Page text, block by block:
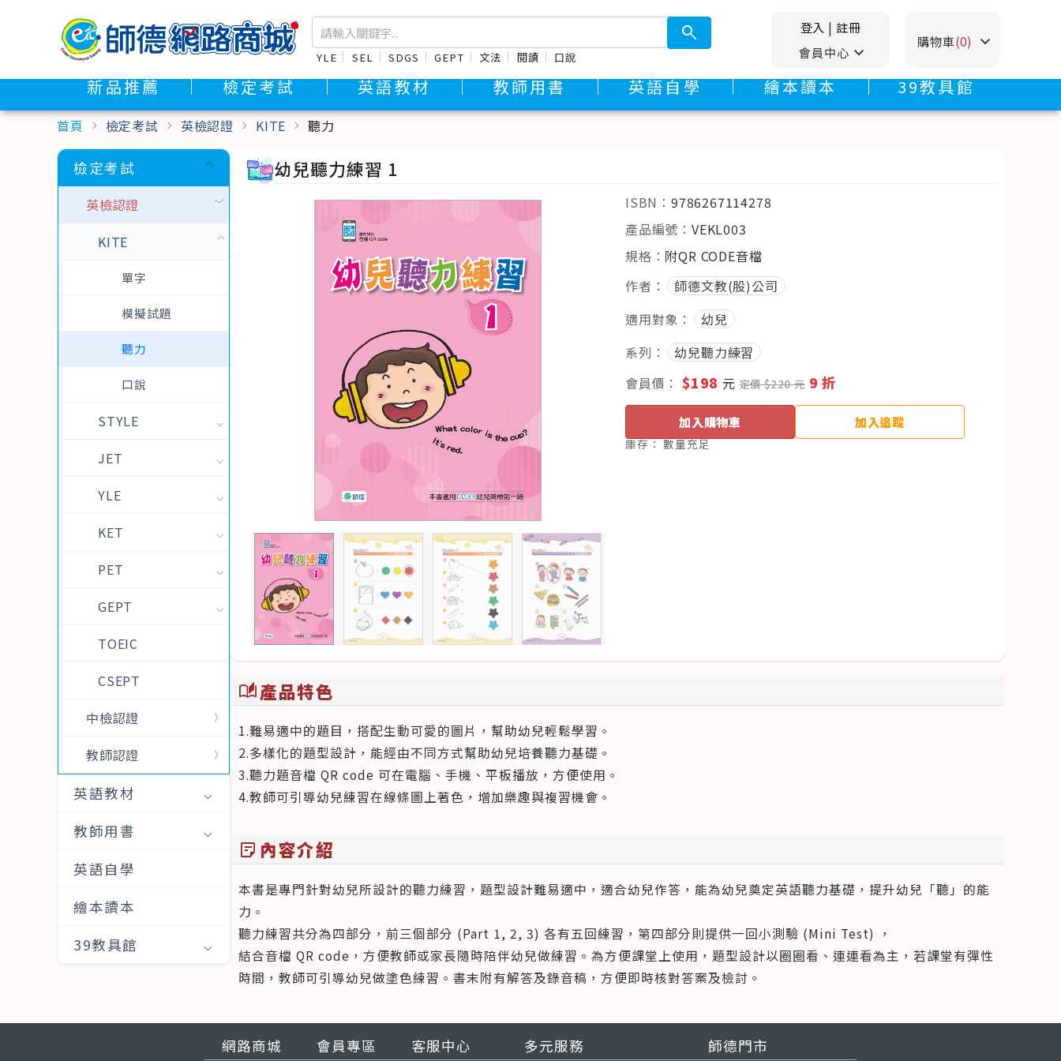
search
YLE SEL SDGS GEPT 文法 閱讀 口說
登入 | 註冊
會員中心 stat_minus_1
購物車(0) stat_minus_1
新品推薦 檢定考試 英語教材 教師用書 英語自學 繪本讀本 39教具館
首頁 chevron_right 檢定考試 chevron_right 英檢認證 chevron_right KITE chevron_right 聽力
檢定考試
英檢認證
KITE
單字
模擬試題
聽力
口說
STYLE
JET
YLE
KET
PET
GEPT
TOEIC
CSEPT
中檢認證
教師認證
英語教材
教師用書
英語自學
繪本讀本
39教具館
幼兒聽力練習 1
ISBN： 9786267114278
產品編號： VEKL003
規格： 附QR CODE音檔
作者：
師德文教(股)公司
適用對象：
幼兒
系列：
幼兒聽力練習
會員價： $198 元定價 $220 元 9 折
加入購物車 加入追蹤
庫存：數量充足
auto_stories產品特色
1.難易適中的題目，搭配生動可愛的圖片，幫助幼兒輕鬆學習。
2.多樣化的題型設計，能經由不同方式幫助幼兒培養聽力基礎。
3.聽力題音檔 QR code 可在電腦、手機、平板播放，方便使用。
4.教師可引導幼兒練習在線條圖上著色，增加樂趣與複習機會。
sticky_note_2 內容介紹
本書是專門針對幼兒所設計的聽力練習，題型設計難易適中，適合幼兒作答，能為幼兒奠定英語聽力基礎，提升幼兒「聽」的能
力。
聽力練習共分為四部分，前三個部分 (Part 1, 2, 3) 各有五回練習，第四部分則提供一回小測驗 (Mini Test) ，
結合音檔 QR code，方便教師或家長隨時陪伴幼兒做練習。為方便課堂上使用，題型設計以圈圈看、連連看為主，若課堂有彈性
時間，教師可引導幼兒做塗色練習。書末附有解答及錄音稿，方便即時核對答案及檢討。
網路商城 會員專區 客服中心 多元服務 師德門市